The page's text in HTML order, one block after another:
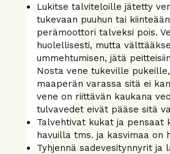
Lukitse talviteloille jätetty
tukevaan puuhun tai
perämoottori talveksi pois.
huolellisesti, mutta
ummehtumisen, jätä
Nosta vene tukeville
maaperän varassa sitä ei
vene on riittävän kaukana
tulvavedet eivät pääse sitä
Talvehtivat kukat ja pensaat
havuilla tms. ja kasvimaa on
Tyhjennä sadevesitynnyrit ja